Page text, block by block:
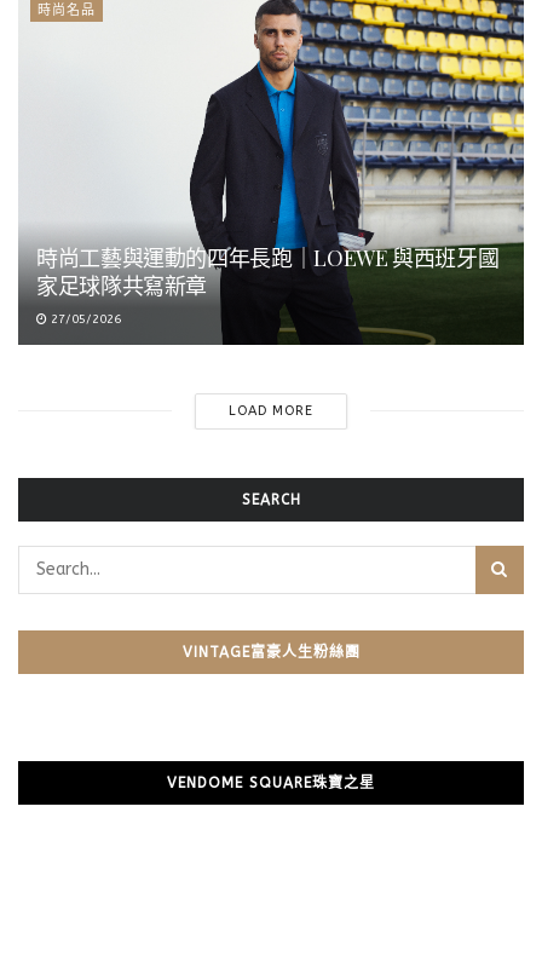
時尚名品
時尚工藝與運動的四年長跑｜LOEWE 與西班牙國
家足球隊共寫新章
27/05/2026
LOAD MORE
SEARCH
VINTAGE富豪人生粉絲團
VENDOME SQUARE珠寶之星